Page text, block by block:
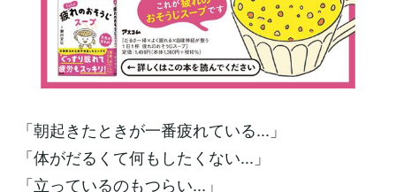
「朝起きたときが一番疲れている...」
「体がだるくて何もしたくない...」
「立っているのもつらい...」